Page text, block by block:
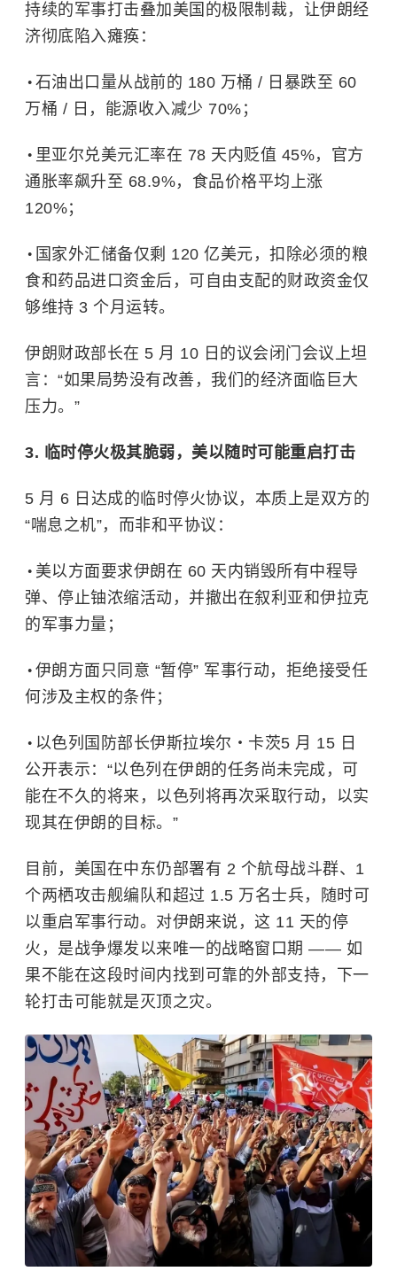
持续的军事打击叠加美国的极限制裁，让伊朗经
济彻底陷入瘫痪：
石油出口量从战前的 180 万桶 / 日暴跌至 60
万桶 / 日，能源收入减少 70%；
里亚尔兑美元汇率在 78 天内贬值 45%，官方
通胀率飙升至 68.9%，食品价格平均上涨
120%；
国家外汇储备仅剩 120 亿美元，扣除必须的粮
食和药品进口资金后，可自由支配的财政资金仅
够维持 3 个月运转。
伊朗财政部长在 5 月 10 日的议会闭门会议上坦
言：“如果局势没有改善，我们的经济面临巨大
压力。”
3. 临时停火极其脆弱，美以随时可能重启打击
5 月 6 日达成的临时停火协议，本质上是双方的
“喘息之机”，而非和平协议：
美以方面要求伊朗在 60 天内销毁所有中程导
弹、停止铀浓缩活动，并撤出在叙利亚和伊拉克
的军事力量；
伊朗方面只同意 “暂停” 军事行动，拒绝接受任
何涉及主权的条件；
以色列国防部长伊斯拉埃尔・卡茨5 月 15 日
公开表示：“以色列在伊朗的任务尚未完成，可
能在不久的将来，以色列将再次采取行动，以实
现其在伊朗的目标。”
目前，美国在中东仍部署有 2 个航母战斗群、1
个两栖攻击舰编队和超过 1.5 万名士兵，随时可
以重启军事行动。对伊朗来说，这 11 天的停
火，是战争爆发以来唯一的战略窗口期 —— 如
果不能在这段时间内找到可靠的外部支持，下一
轮打击可能就是灭顶之灾。